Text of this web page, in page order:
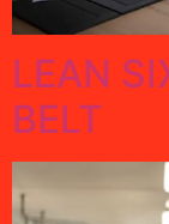
LEAN
BELT